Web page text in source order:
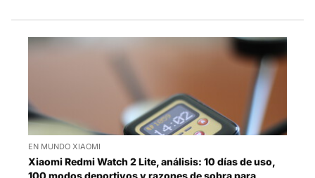
EN MUNDO XIAOMI
Xiaomi Redmi Watch 2 Lite, análisis: 10 días de uso,